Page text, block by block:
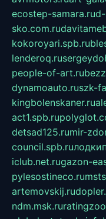
ecostep-samara.ru
sko.com.ru
kokoroyari.spb.ru
lenderoq.ru
people-of-art.ru
dynamoauto.ruszk-
kingbolenskaner.ru
act1.spb.ru
detsad125.rumir-
council.spb.ru
iclub.net.rugazon-
pylesostineco.ru
artemovskij.ru
ndm.msk.ru